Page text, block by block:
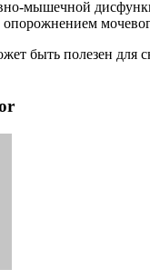
мышечной
быть полезен для